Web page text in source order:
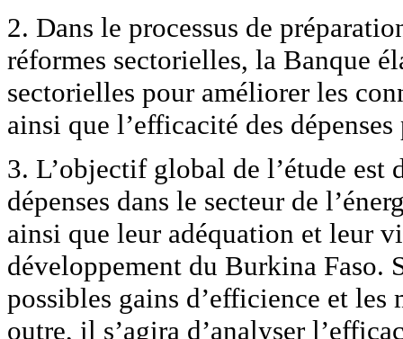
2. Dans le processus de
réformes sectorielles, la Banque
sectorielles pour améliorer les
ainsi que l’efficacité des
3. L’objectif global de l’étude est
dépenses dans le secteur de
ainsi que leur adéquation et leur
développement du Burkina Faso.
possibles gains d’efficience et
outre, il s’agira d’analyser